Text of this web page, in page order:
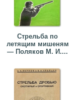
Стрельба по
летящим мишеням
— Поляков М. И....